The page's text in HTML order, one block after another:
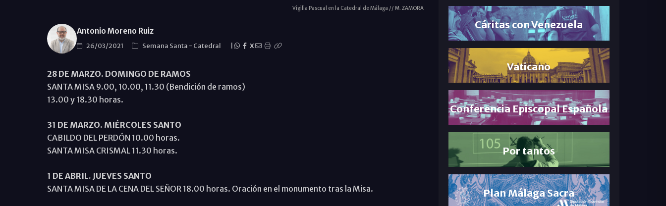
Vigilia Pascual en la Catedral de Málaga // M. ZAMORA
Antonio Moreno Ruiz
26/03/2021 Semana Santa - Catedral X
28 DE MARZO. DOMINGO DE RAMOS
SANTA MISA 9.00, 10.00, 11.30 (Bendición de ramos)
13.00 y 18.30 horas.
31 DE MARZO. MIÉRCOLES SANTO
CABILDO DEL PERDÓN 10.00 horas.
SANTA MISA CRISMAL 11.30 horas.
1 DE ABRIL. JUEVES SANTO
SANTA MISA DE LA CENA DEL SEÑOR 18.00 horas. Oración en el monumento tras la Misa.
Cáritas con Venezuela
Vaticano
Conferencia Episcopal Española
Por tantos
Plan Málaga Sacra